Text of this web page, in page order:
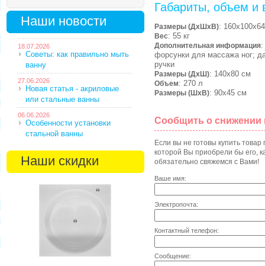
Наши новости
18.07.2026
Советы: как правильно мыть
ванну
27.06.2026
Новая статья - акриловые
или стальные ванны
06.06.2026
Особенности установки
стальной ванны
Наши скидки
Габариты, объем и
Размеры (ДхШхВ):
Вес: 55 кг
Дополнительная информация:
форсунки для массажа ног;
ручки
Размеры (ДхШ): 140х80 см
Объем: 270 л
Размеры (ШхВ): 90х45 см
Сообщить о снижении
Если вы не готовы купить
которой Вы приобрели бы его,
обязательно свяжемся с Вами!
Ваше имя:
Электропочта:
Контактный телефон:
Сообщение: